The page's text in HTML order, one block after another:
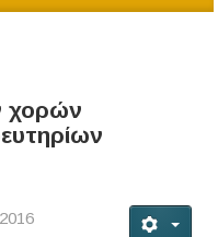
χορών